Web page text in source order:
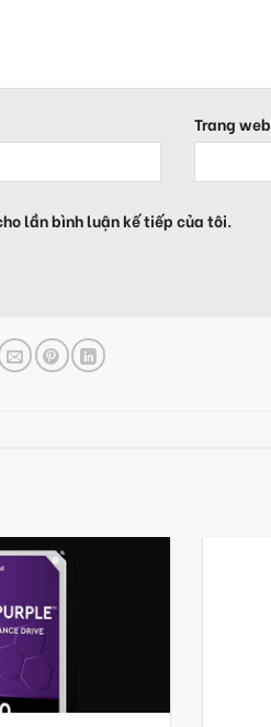
Trang web
lần bình luận kế tiếp của tôi.